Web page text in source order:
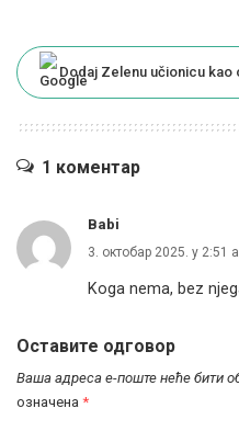
Dodaj Zelenu učionicu
1 коментар
Babi
3. октобар 2025. у 2:51
Koga nema, bez
Оставите одговор
Ваша адреса е-поште неће бити
означена *